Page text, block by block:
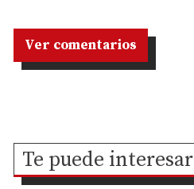
Ver comentarios
Te puede interesar